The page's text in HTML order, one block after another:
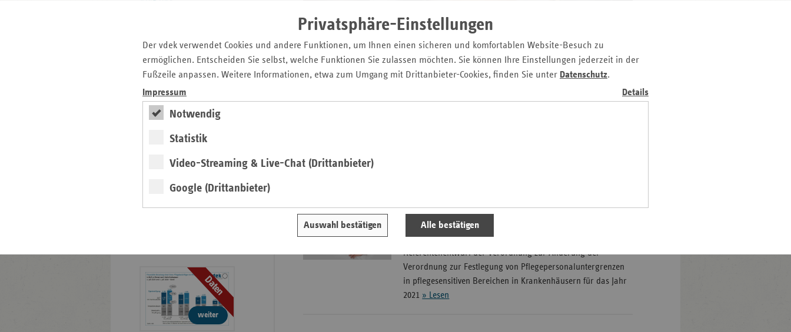
Privatsphäre-Einstellungen
Der vdek verwendet Cookies und andere Funktionen, um Ihnen einen sicheren und komfortablen Website-Besuch zu
ermöglichen. Entscheiden Sie selbst, welche Funktionen Sie zulassen möchten. Sie können Ihre Einstellungen jederzeit in der
Fußzeile anpassen. Weitere Informationen, etwa zum Umgang mit Drittanbieter-Cookies, finden Sie unter Datenschutz.
Impressum
Details
Notwendig
Statistik
Video-Streaming & Live-Chat (Drittanbieter)
Google (Drittanbieter)
Auswahl bestätigen Alle bestätigen
Sachsen
Sachsen-
Schleswig-
Geschehen im Deutschen Bundestag. Hier finden Sie eine Übersicht der Stellungnahmen
Stellungnahmen 19. Wahlperiode: 24.10.2017 - 26.10.2021
2. Stellungnahme zur
Pflegepersonaluntergrenzen-Verordnung (PpUGV)
Referentenentwurf der Verordnung zur Änderung der
Verordnung zur Festlegung von Pflegepersonaluntergrenzen
in pflegesensitiven Bereichen in Krankenhäusern für das Jahr
2021 » Lesen
ersatzkasse magazin.
ePaper
weiter
4. Ausgabe 2026
Pflegereform
Daten
weiter